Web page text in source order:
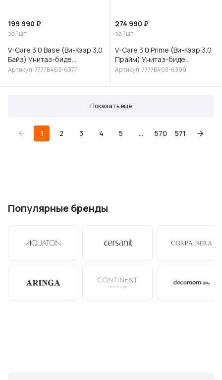
199 990 ₽
за 1 шт
V-Care 3.0 Base (Ви-Кээр 3.0
Байз) Унитаз-биде
подвесной, 7777B403-6377
Артикул: 7777B403-6377
274 990 ₽
за 1 шт
V-Care 3.0 Prime (Ви-Кээр 3.0
Прайм) Унитаз-биде
подвесной, 7777B403-6399
Артикул: 7777B403-6399
Показать ещё
1 2 3 4 5 ... 570 571
Популярные бренды